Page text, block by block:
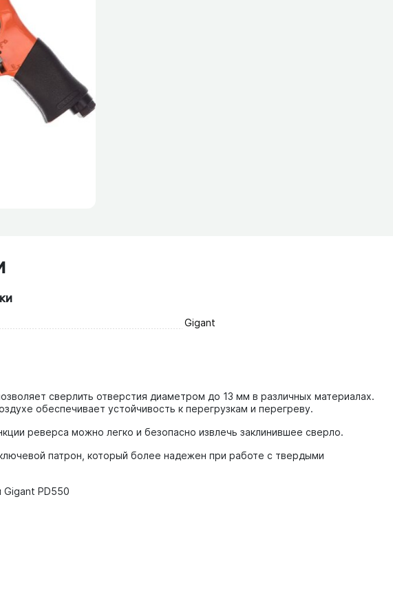
Gigant
сверлить отверстия диаметром до 13 мм в различных материалах.
обеспечивает устойчивость к перегрузкам и перегреву.
реверса можно легко и безопасно извлечь заклинившее сверло.
патрон, который более надежен при работе с твердыми
Gigant PD550